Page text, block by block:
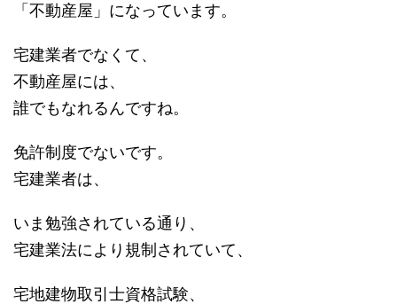
「不動産屋」になっています。
宅建業者でなくて、
不動産屋には、
誰でもなれるんですね。
免許制度でないです。
宅建業者は、
いま勉強されている通り、
宅建業法により規制されていて、
宅地建物取引士資格試験、